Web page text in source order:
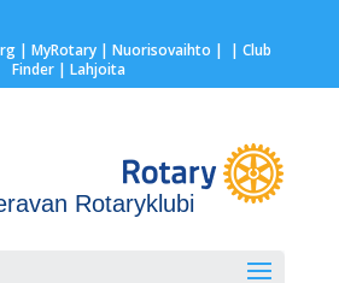
| MyRotary | Nuorisovaihto | | Club
Finder| Lahjoita
Rotaryklubi